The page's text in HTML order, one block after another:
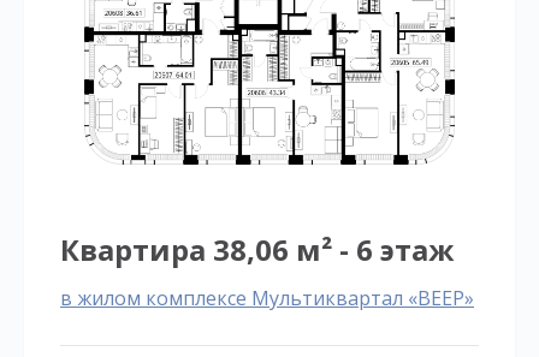
Квартира 38,06 м² - 6 этаж
в жилом комплексе Мультиквартал «ВЕЕР»